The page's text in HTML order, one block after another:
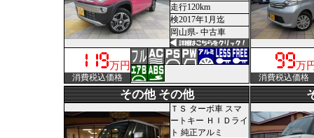
走行120km
検2017年1月迄
岡山県- 中古車
万円
消費税込価格
万
消費税込価格
その他 その他
ＴＳ ターボ車 スマ
ートキー ＨＩＤライ
ト 純正アルミ